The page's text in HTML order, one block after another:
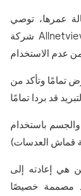
عمرها، توصي
شركة Allnetview باتباع خطوات التخزين الاحترافية التالية خلال فترات
تمامًا وتأكد من
باستخدام
هي إعادته إلى
مصممة خصيصًا